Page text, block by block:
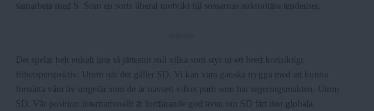
samarbeta med S. Som en sorts liberal motvikt till sossarnas auktoritära tendenser.
Det spelar helt enkelt inte så jättestor roll vilka som styr ur ett brett kortsiktigt
frihetsperspektiv. Utom när det gäller SD. Vi kan vara ganska trygga med att kunna
fortsätta våra liv ungefär som de är oavsett vilket parti som har regeringsmakten. Utom
SD. Vår position internationellt är fortfarande god även om SD fått den globala